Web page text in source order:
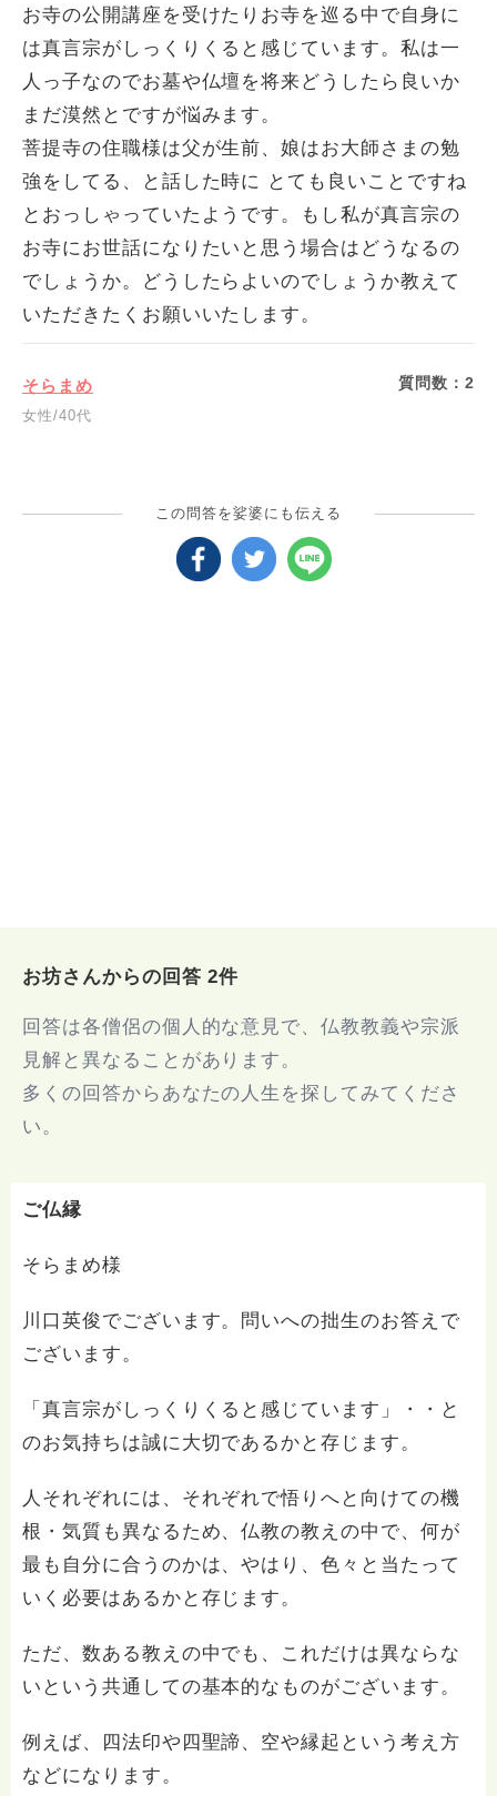
お寺の公開講座を受けたりお寺を巡る中で自身に
は真言宗がしっくりくると感じています。私は一
人っ子なのでお墓や仏壇を将来どうしたら良いか
まだ漠然とですが悩みます。
菩提寺の住職様は父が生前、娘はお大師さまの勉
強をしてる、と話した時に とても良いことですね
とおっしゃっていたようです。もし私が真言宗の
お寺にお世話になりたいと思う場合はどうなるの
でしょうか。どうしたらよいのでしょうか教えて
いただきたくお願いいたします。
そらまめ
女性/40代
質問数：2
この問答を娑婆にも伝える
お坊さんからの回答 2件
回答は各僧侶の個人的な意見で、仏教教義や宗派
見解と異なることがあります。
多くの回答からあなたの人生を探してみてくださ
い。
ご仏縁
そらまめ様
川口英俊でございます。問いへの拙生のお答えで
ございます。
「真言宗がしっくりくると感じています」・・と
のお気持ちは誠に大切であるかと存じます。
人それぞれには、それぞれで悟りへと向けての機
根・気質も異なるため、仏教の教えの中で、何が
最も自分に合うのかは、やはり、色々と当たって
いく必要はあるかと存じます。
ただ、数ある教えの中でも、これだけは異ならな
いという共通しての基本的なものがございます。
例えば、四法印や四聖諦、空や縁起という考え方
などになります。